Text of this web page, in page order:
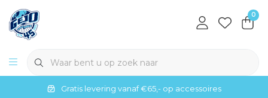
0
Gratis levering vanaf €65,- op accessoires